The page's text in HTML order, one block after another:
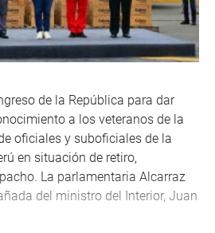
de la República para dar
a los veteranos de la
oficiales y suboficiales de la
en situación de retiro,
La parlamentaria Alcarraz
del ministro del Interior, Juan